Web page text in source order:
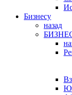
Бизнесу
назад